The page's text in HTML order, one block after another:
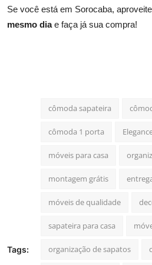
Se você está em Sorocaba,
mesmo diae faça já sua compra!
Tags:
cômoda sapateira
cômoda 1 porta
móveis para casa
montagem grátis
móveis de qualidade
sapateira para casa
organização de sapatos